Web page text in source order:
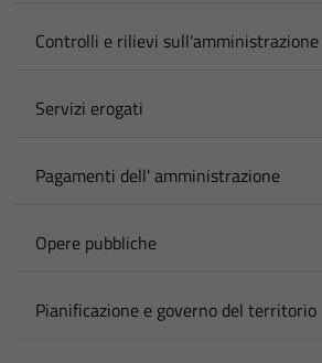
Controlli e rilievi sull'amministrazione
Servizi erogati
Pagamenti dell' amministrazione
Opere pubbliche
Pianificazione e governo del territorio